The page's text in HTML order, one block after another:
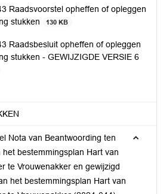
Raadsvoorstel opheffen of opleggen
stukken
130 KB
Raadsbesluit opheffen of opleggen
stukken - GEWIJZIGDE VERSIE 6
Nota van Beantwoording ten
het bestemmingsplan Hart van
te Vrouwenakker en gewijzigd
het bestemmingsplan Hart van